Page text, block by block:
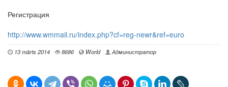
Регистрация
http://www.wmmail.ru/index.php?cf=reg-newr&ref=euro
13 märts 2014 8686 World Администратор